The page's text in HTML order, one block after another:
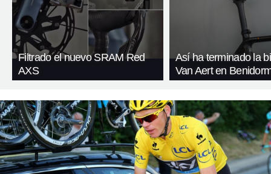
Filtrado el nuevo SRAM Red
AXS
Así ha terminado la
Van Aert en